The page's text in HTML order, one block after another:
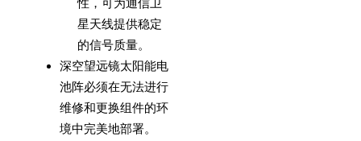
性，可为通信卫
星天线提供稳定
的信号质量。
深空望远镜太阳能电
池阵必须在无法进行
维修和更换组件的环
境中完美地部署。